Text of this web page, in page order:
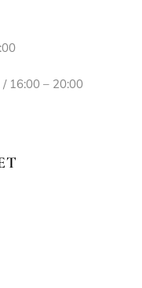
16:00 – 20:00